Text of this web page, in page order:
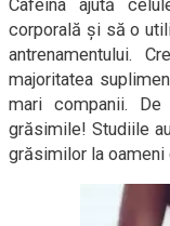
Cafeina ajută
corporală și să o
antrenamentului.
majoritatea
mari companii.
grăsimile! Studiile
grăsimilor la oameni